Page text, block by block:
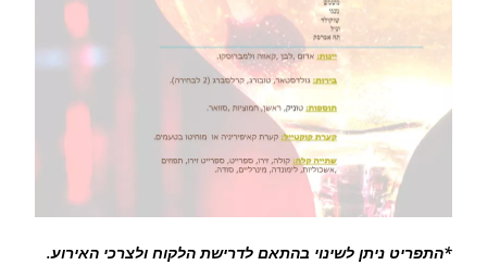
*התפריט ניתן לשינוי בהתאם לדרישת הלקוח ולצרכי האירוע.